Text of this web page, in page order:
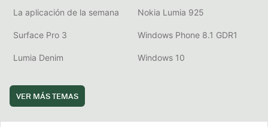
La aplicación de la semana Nokia Lumia 925
Surface Pro 3 Windows Phone 8.1 GDR1
Lumia Denim Windows 10
VER MÁS TEMAS